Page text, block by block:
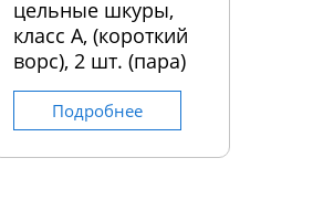
цельные шкуры,
класс А, (короткий
ворс), 2 шт. (пара)
Подробнее